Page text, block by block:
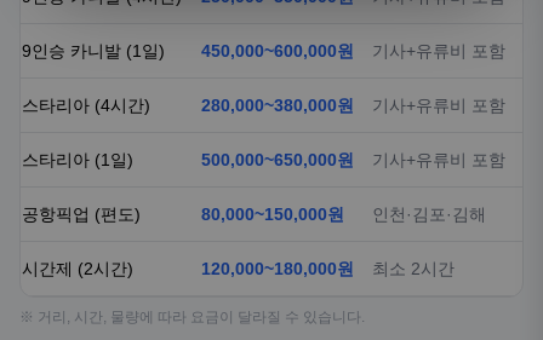
9인승 카니발 (1일) 450,000~600,000원 기사+유류비 포함
스타리아 (4시간) 280,000~380,000원 기사+유류비 포함
스타리아 (1일) 500,000~650,000원 기사+유류비 포함
공항픽업 (편도) 80,000~150,000원 인천·김포·김해
시간제 (2시간) 120,000~180,000원 최소 2시간
※ 거리, 시간, 물량에 따라 요금이 달라질 수 있습니다.